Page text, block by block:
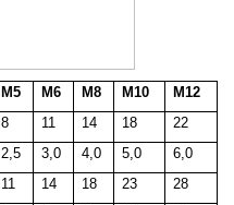
М5 М6 М8 М10
М12
8 11 14 18
22
2,5 3,0 4,0 5,0
6,0
11 14 18 23
28